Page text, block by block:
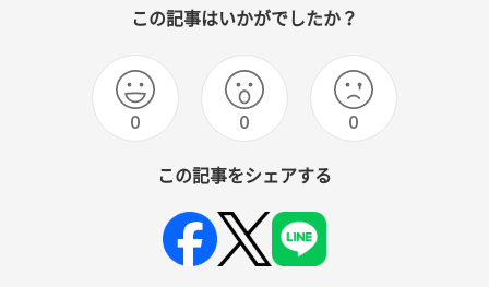
この記事はいかがでしたか？
0 0 0
この記事をシェアする